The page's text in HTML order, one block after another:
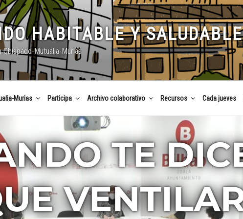
HABITABLE Y SALUDABLE
Mutualia-Murias
Murias Participa Archivo colaborativo Recursos Cada jueves